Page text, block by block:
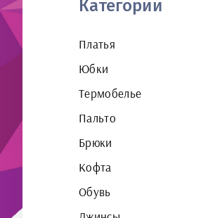
Категории
Платья
Юбки
Термобелье
Пальто
Брюки
Кофта
Обувь